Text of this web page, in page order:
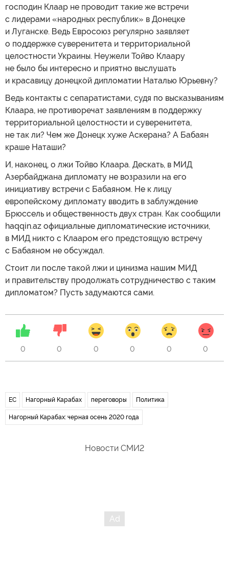
господин Клаар не проводит такие же встречи
с лидерами «народных республик» в Донецке
и Луганске. Ведь Евросоюз регулярно заявляет
о поддержке суверенитета и территориальной
целостности Украины. Неужели Тойво Клаару
не было бы интересно и приятно выслушать
и красавицу донецкой дипломатии Наталью Юрьевну?
Ведь контакты с сепаратистами, судя по высказываниям
Клаара, не противоречат заявлениям в поддержку
территориальной целостности и суверенитета,
не так ли? Чем же Донецк хуже Аскерана? А Бабаян
краше Наташи?
И, наконец, о лжи Тойво Клаара. Дескать, в МИД
Азербайджана дипломату не возразили на его
инициативу встречи с Бабаяном. Не к лицу
европейскому дипломату вводить в заблуждение
Брюссель и общественность двух стран. Как сообщили
haqqin.az официальные дипломатические источники,
в МИД никто с Клааром его предстоящую встречу
с Бабаяном не обсуждал.
Стоит ли после такой лжи и цинизма нашим МИД
и правительству продолжать сотрудничество с таким
дипломатом? Пусть задумаются сами.
0 0 0 0 0 0
ЕС Нагорный Карабах переговоры Политика
Нагорный Карабах: черная осень 2020 года
Новости СМИ2